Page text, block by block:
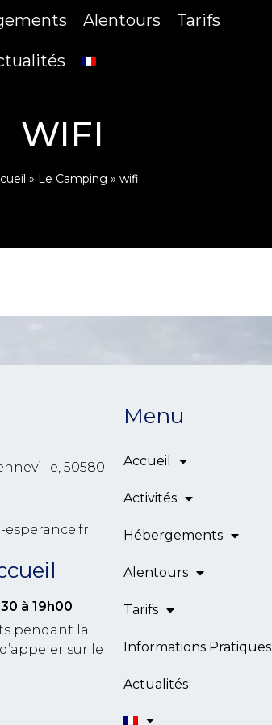
Alentours Tarifs
WIFI
» Le Camping » wifi
50580
à 19h00
pendant la
sur le
Menu
Accueil
Activités
Hébergements
Alentours
Tarifs
Informations Pratiques
Actualités